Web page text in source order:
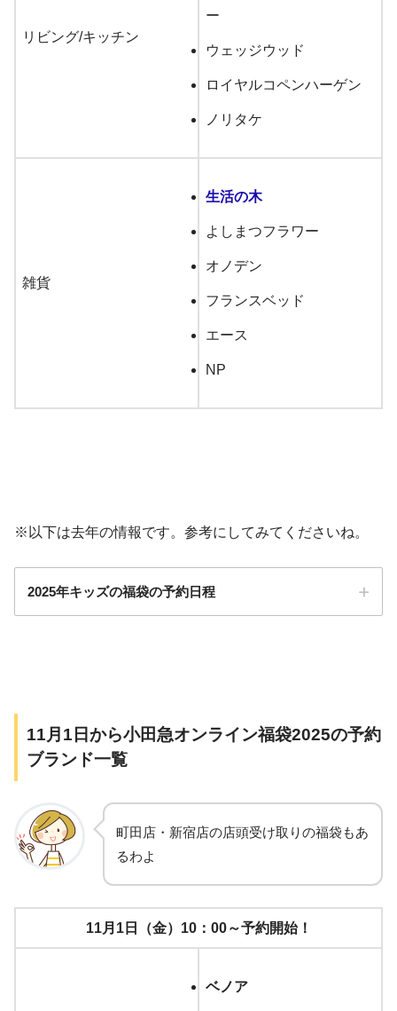
リビング/キッチン
ー
ウェッジウッド
ロイヤルコペンハーゲン
ノリタケ
雑貨
生活の木
よしまつフラワー
オノデン
フランスベッド
エース
NP
※以下は去年の情報です。参考にしてみてくださいね。
2025年キッズの福袋の予約日程
11月1日から小田急オンライン福袋2025の予約
ブランド一覧
町田店・新宿店の店頭受け取りの福袋もあ
るわよ
11月1日（金）10：00～予約開始！
ベノア